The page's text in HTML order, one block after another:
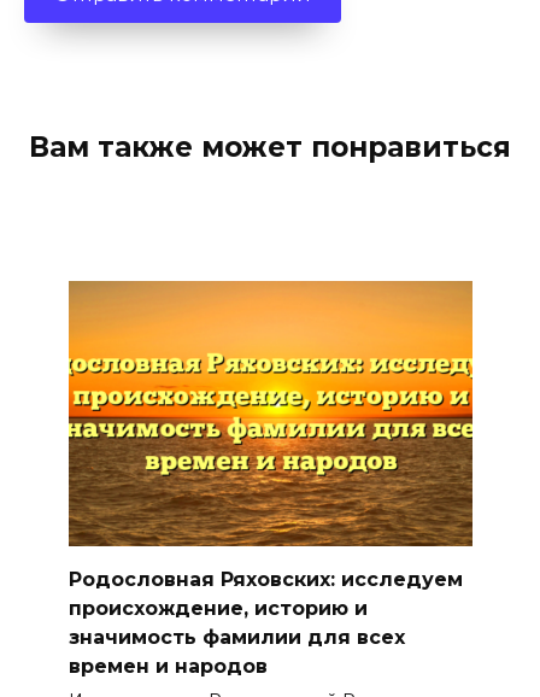
Вам также может понравиться
Родословная Ряховских: исследуем
происхождение, историю и
значимость фамилии для всех
времен и народов